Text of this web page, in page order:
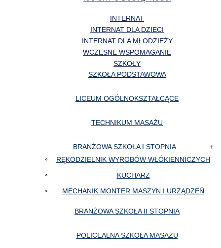
INTERNAT
INTERNAT DLA DZIECI
INTERNAT DLA MŁODZIEŻY
WCZESNE WSPOMAGANIE
SZKOŁY
SZKOŁA PODSTAWOWA
LICEUM OGÓLNOKSZTAŁCĄCE
TECHNIKUM MASAŻU
BRANŻOWA SZKOŁA I STOPNIA
RĘKODZIELNIK WYROBÓW WŁÓKIENNICZYCH
KUCHARZ
MECHANIK MONTER MASZYN I URZĄDZEŃ
BRANŻOWA SZKOŁA II STOPNIA
POLICEALNA SZKOŁA MASAŻU